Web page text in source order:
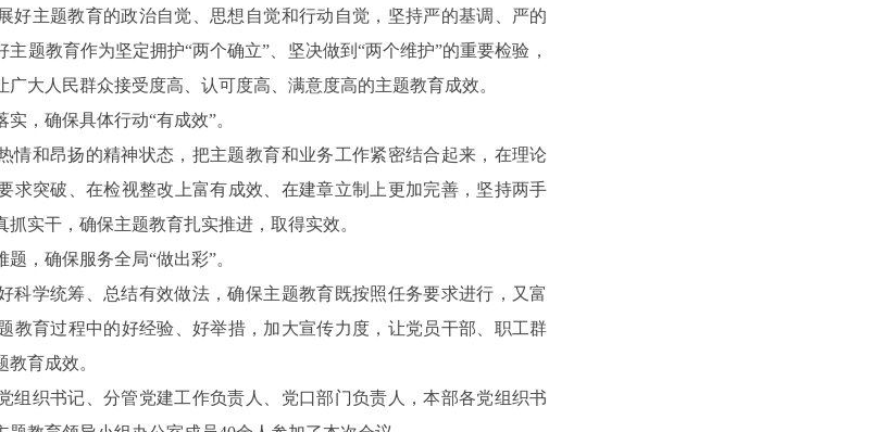
好主题教育的政治自觉、思想自觉和行动自觉，坚持严的基调、严的
题教育作为坚定拥护“两个确立”、坚决做到“两个维护”的重要检验，
大人民群众接受度高、认可度高、满意度高的主题教育成效。
，确保具体行动“有成效”。
情和昂扬的精神状态，把主题教育和业务工作紧密结合起来，在理论
求突破、在检视整改上富有成效、在建章立制上更加完善，坚持两手
实干，确保主题教育扎实推进，取得实效。
，确保服务全局“做出彩”。
科学统筹、总结有效做法，确保主题教育既按照任务要求进行，又富
教育过程中的好经验、好举措，加大宣传力度，让党员干部、职工群
育成效。
组织书记、分管党建工作负责人、党口部门负责人，本部各党组织书